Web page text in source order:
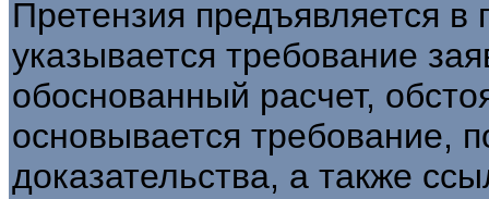
Претензия предъявляется
указывается требование
обоснованный расчет,
основывается требование,
доказательства, а также